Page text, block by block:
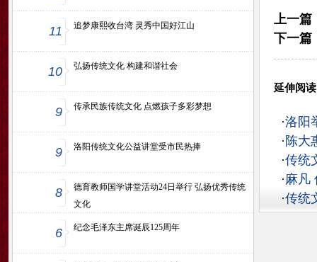
11 追梦康熙收台湾 灵秀中国好江山
10 弘扬传统文化 构建和谐社会
9 传承民族传统文化 点燃孩子多彩梦想
9 洛阳传统文化公益讲堂受市民热捧
8
德育教师国学讲堂活动24日举行 弘扬优秀传统
文化
6 纪念毛泽东主席诞辰125周年
上一篇
下一篇
延伸阅
·洛阳
·陈大
·传统
· 麻凡
·传统